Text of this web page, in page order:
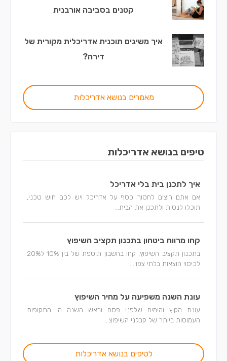
קטנים בסביבה אורבנית
איך משיגים תוכנית אדריכלית מקורית של
דירה?
מאמרים בנושא אדריכלות
טיפים בנושא אדריכלות
איך לתכנן בית בלי אדריכל
אם אתם רוצים לחסוך כסף על אדריכל ויש לכם חוש טכני,
תוכלו לנסות ולתכנן את הבית...
קחו מרווח ביטחון בתכנון תקציב השיפוץ
בתכנון תקציב השיפוץ, קחו בחשבון תוספת של בין 10% ל20%
לכיסוי הוצאות בלתי צפוי...
עונת השנה משפיעה על מחיר השיפוץ
עונת הקיץ והימים שלפני פסח וראש השנה הן התקופות
העמוסות ביותר של קבלני השיפוצ...
לטיפים בנושא אדריכלות